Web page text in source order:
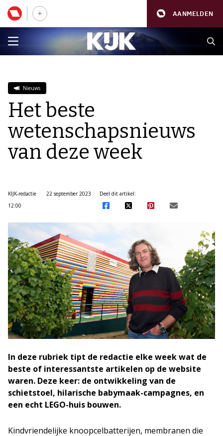
AANMELDEN
Nieuws
Het beste
wetenschapsnieuws
van deze week
KIJK-redactie
22 september 2023
12:00
Deel dit artikel:
In deze rubriek tipt de redactie elke week wat de
beste of interessantste artikelen op de website
waren. Deze keer: de ontwikkeling van de
schietstoel, hilarische babymaak-campagnes, en
een echt LEGO-huis bouwen.
Kindvriendelijke knoopcelbatterijen, membranen die